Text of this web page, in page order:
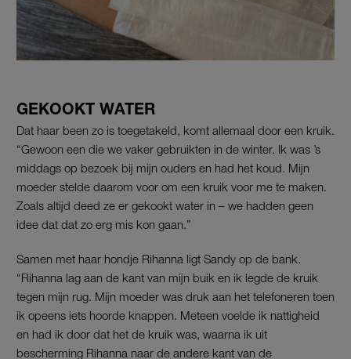
GEKOOKT WATER
Dat haar been zo is toegetakeld, komt allemaal door een kruik.
“Gewoon een die we vaker gebruikten in de winter. Ik was ’s
middags op bezoek bij mijn ouders en had het koud. Mijn
moeder stelde daarom voor om een kruik voor me te maken.
Zoals altijd deed ze er gekookt water in – we hadden geen
idee dat dat zo erg mis kon gaan.”
Samen met haar hondje Rihanna ligt Sandy op de bank.
“Rihanna lag aan de kant van mijn buik en ik legde de kruik
tegen mijn rug. Mijn moeder was druk aan het telefoneren toen
ik opeens iets hoorde knappen. Meteen voelde ik nattigheid
en had ik door dat het de kruik was, waarna ik uit
bescherming Rihanna naar de andere kant van de